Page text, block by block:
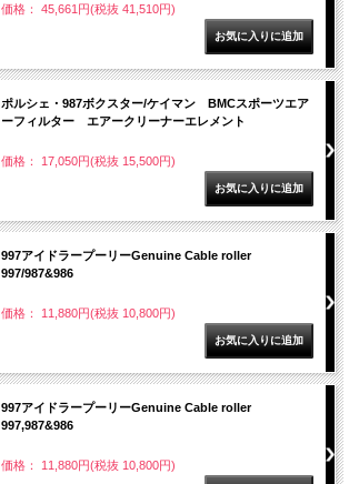
価格： 45,661円(税抜 41,510円)
ポルシェ・987ボクスター/ケイマン BMCスポーツエア
ーフィルター エアークリーナーエレメント
価格： 17,050円(税抜 15,500円)
997アイドラープーリーGenuine Cable roller
997/987&986
価格： 11,880円(税抜 10,800円)
997アイドラープーリーGenuine Cable roller
997,987&986
価格： 11,880円(税抜 10,800円)